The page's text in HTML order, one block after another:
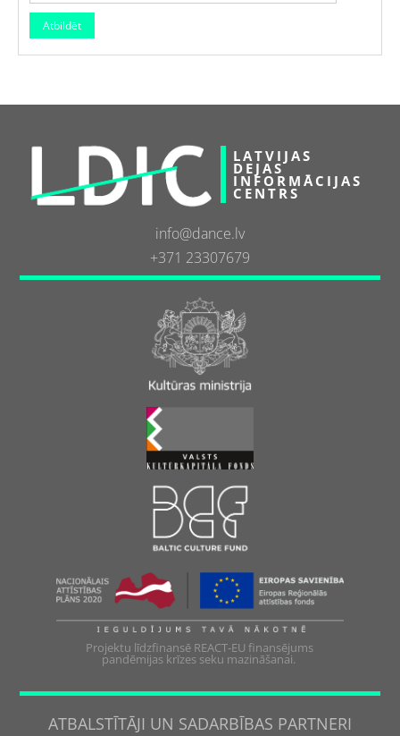
LATVIJAS
DEJAS
INFORMĀCIJAS
CENTRS
info@dance.lv
+371 23307679
Projektu līdzfinansē REACT-EU finansējums
pandēmijas krīzes seku mazināšanai.
ATBALSTĪTĀJI UN SADARBĪBAS PARTNERI